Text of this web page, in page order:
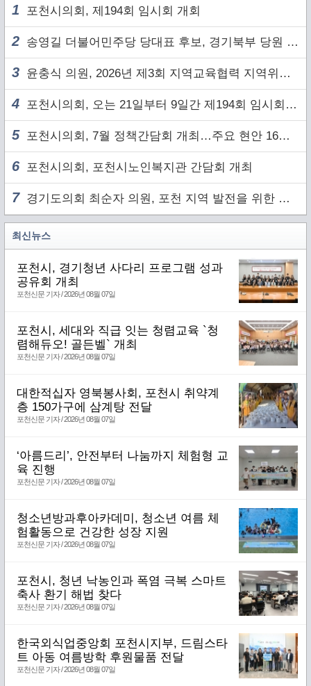
1 포천시의회, 제194회 임시회 개회
2 송영길 더불어민주당 당대표 후보, 경기북부 당원 및 2030 세대와 ‘소통 행보’
3 윤충식 의원, 2026년 제3회 지역교육협력 지역위원회 주재
4 포천시의회, 오는 21일부터 9일간 제194회 임시회 개회
5 포천시의회, 7월 정책간담회 개최…주요 현안 16건 점검
6 포천시의회, 포천시노인복지관 간담회 개최
7경기도의회 최순자 의원, 포천 지역 발전을 위한 정담회 개최
최신뉴스
포천시, 경기청년 사다리 프로그램 성과
공유회 개최
포천신문 기자 / 2026년 08월 07일
포천시, 세대와 직급 잇는 청렴교육 `청
렴해듀오! 골든벨` 개최
포천신문 기자 / 2026년 08월 07일
대한적십자 영북봉사회, 포천시 취약계
층 150가구에 삼계탕 전달
포천신문 기자 / 2026년 08월 07일
‘아름드리’, 안전부터 나눔까지 체험형 교
육 진행
포천신문 기자 / 2026년 08월 07일
청소년방과후아카데미, 청소년 여름 체
험활동으로 건강한 성장 지원
포천신문 기자 / 2026년 08월 07일
포천시, 청년 낙농인과 폭염 극복 스마트
축사 환기 해법 찾다
포천신문 기자 / 2026년 08월 07일
한국외식업중앙회 포천시지부, 드림스타
트 아동 여름방학 후원물품 전달
포천신문 기자 / 2026년 08월 07일